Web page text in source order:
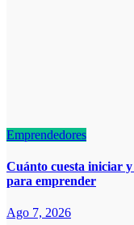
Emprendedores
Cuánto cuesta iniciar
para emprender
Ago 7, 2026